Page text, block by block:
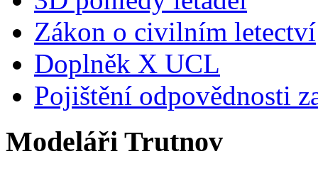
Zákon o civilním letectví
Doplněk X UCL
Pojištění odpovědnosti
Modeláři Trutnov